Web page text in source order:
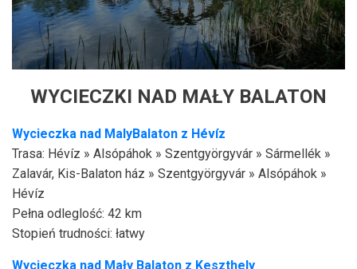
WYCIECZKI NAD MAŁY BALATON
Wycieczka nad MalyBalaton z Hévíz
Trasa: Hévíz » Alsópáhok » Szentgyörgyvár » Sármellék »
Zalavár, Kis-Balaton ház » Szentgyörgyvár » Alsópáhok »
Hévíz
Pełna odleglość: 42 km
Stopień trudności: łatwy
Wycieczka nad Mały Balaton z Keszthely